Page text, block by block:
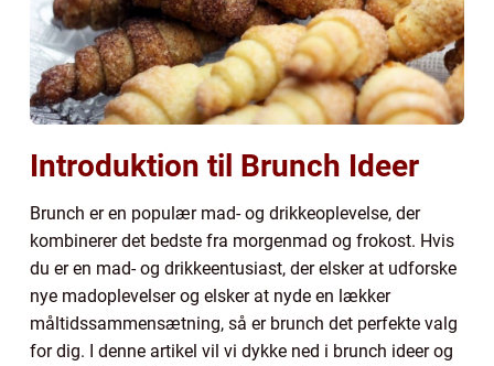
Introduktion til Brunch Ideer
Brunch er en populær mad- og drikkeoplevelse, der
kombinerer det bedste fra morgenmad og frokost. Hvis
du er en mad- og drikkeentusiast, der elsker at udforske
nye madoplevelser og elsker at nyde en lækker
måltidssammensætning, så er brunch det perfekte valg
for dig. I denne artikel vil vi dykke ned i brunch ideer og